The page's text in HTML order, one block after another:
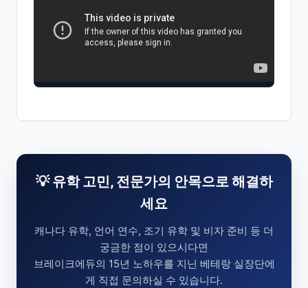
💡 유학 고민, 전문가의 안목으로 해결하
세요
캐나다 유학, 언어 연수, 조기 유학 및 비자 준비 등 더
궁금한 점이 있으시다면
브레이크에듀의 15년 노하우를 지닌 베테랑 실장단에
게 직접 문의하실 수 있습니다.